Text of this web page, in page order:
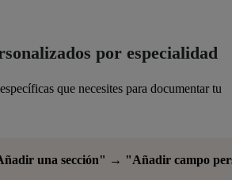
por especialidad
que necesites para documentar tu
una sección" → "Añadir campo